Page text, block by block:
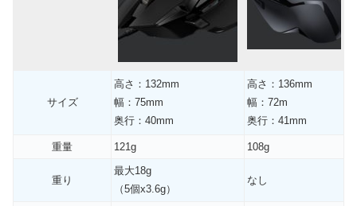
サイズ
高さ：132mm
幅：75mm
奥行：40mm
高さ：136mm
幅：72m
奥行：41mm
重量 121g 108g
重り
最大18g
（5個x3.6g）
なし